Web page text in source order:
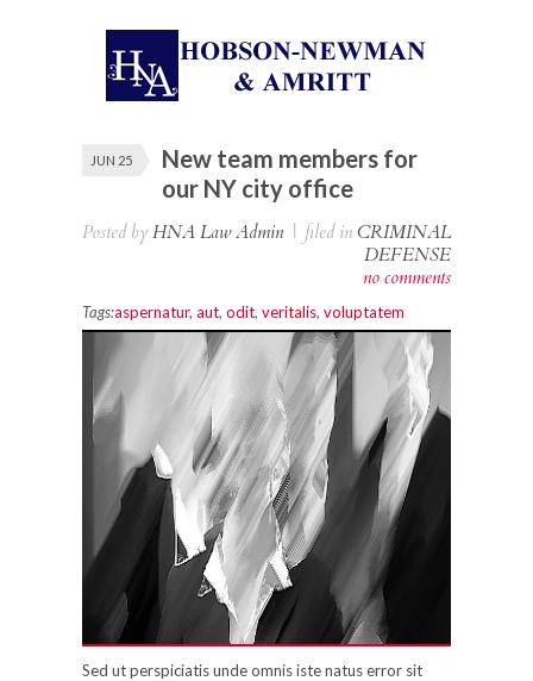
JUN 25
New team members for
our NY city office
Posted by HNA Law Admin | filed in CRIMINAL
DEFENSE
no comments
Tags:aspernatur, aut, odit, veritalis, voluptatem
Sed ut perspiciatis unde omnis iste natus error sit